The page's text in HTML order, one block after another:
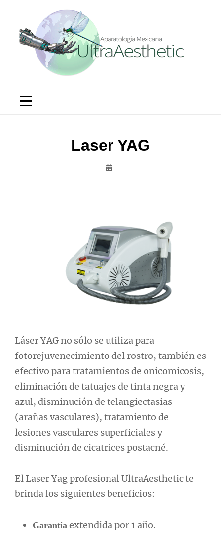
contenido
Laser YAG
Láser YAG no sólo se utiliza para
fotorejuvenecimiento del rostro, también es
efectivo para tratamientos de onicomicosis,
eliminación de tatuajes de tinta negra y
azul, disminución de telangiectasias
(arañas vasculares), tratamiento de
lesiones vasculares superficiales y
disminución de cicatrices postacné.
El Laser Yag profesional UltraAesthetic te
brinda los siguientes beneficios:
Garantía extendida por 1 año.